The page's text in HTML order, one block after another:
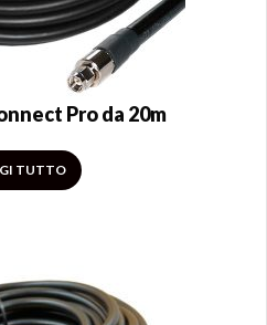
Pro da 20m
TUTTO